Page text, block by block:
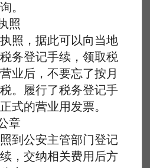
。
照
，据此可以向当地
务登记手续，领取税
业后，不要忘了按月
。履行了税务登记手
式的营业用发票。
章
公安主管部门登记
，交纳相关费用后方